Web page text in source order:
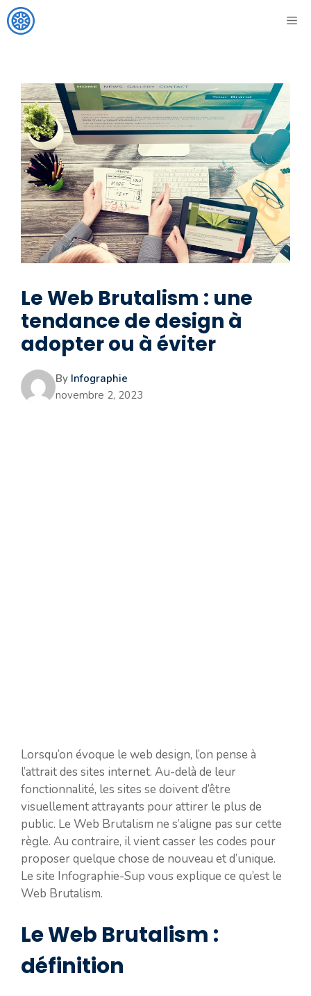
Aller
au
Le Web Brutalism : une
tendance de design à
adopter ou à éviter
By Infographie
novembre 2, 2023
Lorsqu’on évoque le web design, l’on pense à
l’attrait des sites internet. Au-delà de leur
fonctionnalité, les sites se doivent d’être
visuellement attrayants pour attirer le plus de
public. Le Web Brutalism ne s’aligne pas sur cette
règle. Au contraire, il vient casser les codes pour
proposer quelque chose de nouveau et d’unique.
Le site Infographie-Sup vous explique ce qu’est le
Web Brutalism.
Le Web Brutalism :
définition